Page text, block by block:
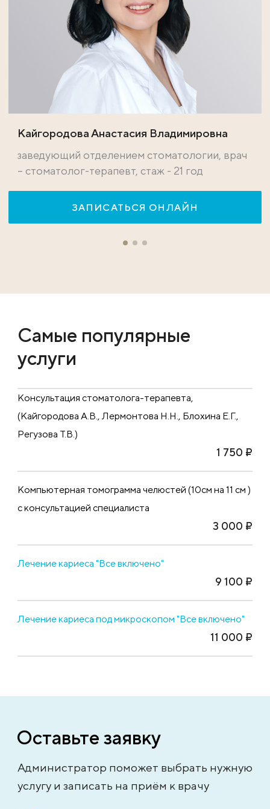
Кайгородова Анастасия Владимировна
заведующий отделением стоматологии, врач
– стоматолог-терапевт, стаж - 21 год
ЗАПИСАТЬСЯ ОНЛАЙН
Самые популярные
услуги
Консультация стоматолога-терапевта,
(Кайгородова А.В., Лермонтова Н.Н., Блохина Е.Г.,
Регузова Т.В.)
1 750 ₽
Компьютерная томограмма челюстей (10см на 11 см )
с консультацией специалиста
3 000 ₽
Лечение кариеса "Все включено"
9 100 ₽
Лечение кариеса под микроскопом "Все включено"
11 000 ₽
Оставьте заявку
Администратор поможет выбрать нужную
услугу и записать на приём к врачу